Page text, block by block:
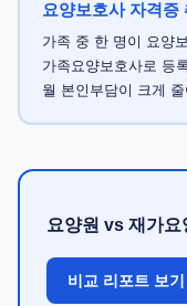
요양보호사 자격증
가족 중 한 명이 요양
가족요양보호사로 등
월 본인부담이 크게
요양원 vs 재가
비교 리포트 보